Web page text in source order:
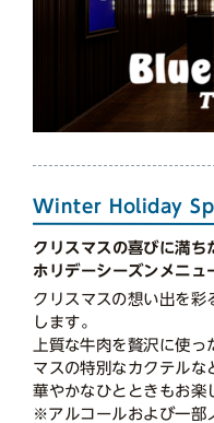
Winter Holiday
クリスマスの喜びに満
ホリデーシーズンメニュ
クリスマスの想い出を彩
します。
上質な牛肉を贅沢に使
マスの特別なカクテルな
華やかなひとときもお楽
※アルコールおよび一部